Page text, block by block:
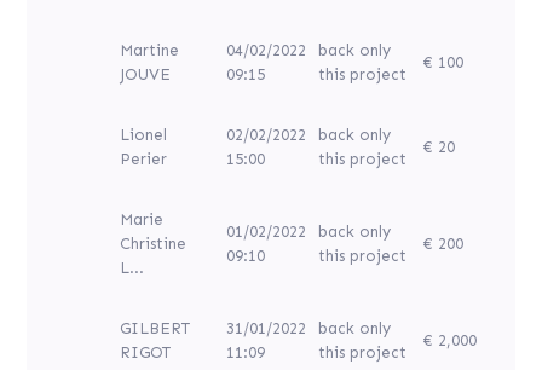
Martine
JOUVE
04/02/2022
09:15
back only
this project
€ 100
Lionel
Perier
02/02/2022
15:00
back only
this project
€ 20
Marie
Christine
L...
01/02/2022
09:10
back only
this project
€ 200
GILBERT
RIGOT
31/01/2022
11:09
back only
this project
€ 2,000